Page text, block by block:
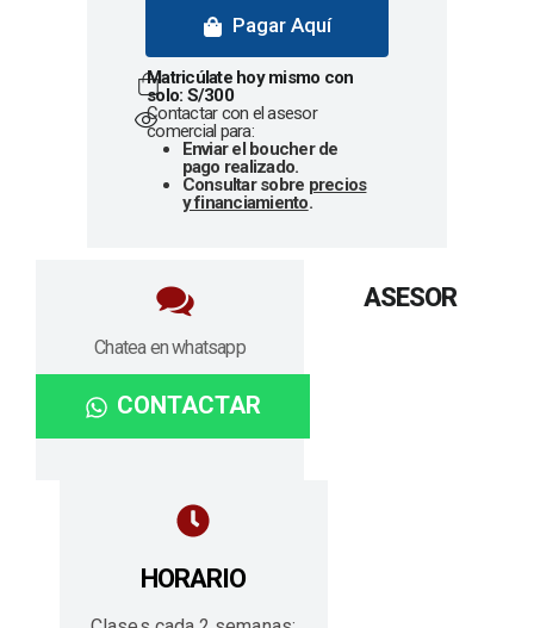
Pagar Aquí
Matricúlate hoy mismo con
solo: S/300
Contactar con el asesor
comercial para:
Enviar el boucher de
pago realizado.
Consultar sobre precios
y financiamiento.
ASESOR
Chatea en whatsapp
CONTACTAR
HORARIO